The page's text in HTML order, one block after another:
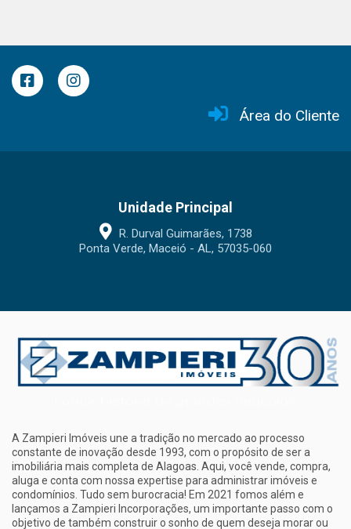
Área do Cliente
Unidade Principal
R. Durval Guimarães, 1738
Ponta Verde, Maceió - AL, 57035-060
A Zampieri Imóveis une a tradição no mercado ao processo
constante de inovação desde 1993, com o propósito de ser a
imobiliária mais completa de Alagoas. Aqui, você vende, compra,
aluga e conta com nossa expertise para administrar imóveis e
condomínios. Tudo sem burocracia! Em 2021 fomos além e
lançamos a Zampieri Incorporações, um importante passo com o
objetivo de também construir o sonho de quem deseja morar ou